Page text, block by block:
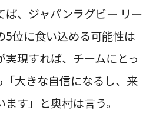
ば、ジャパンラグビー リー
5位に食い込める可能性は
現すれば、チームにとっ
大きな自信になるし、来
す」と奥村は言う。